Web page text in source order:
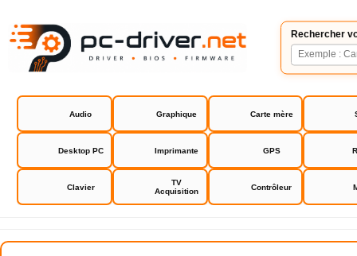
Rechercher
Audio Graphique Carte mère
Desktop PC Imprimante GPS
Clavier
TV
Acquisition
Contrôleur
Canon LaserShot LBP-1120